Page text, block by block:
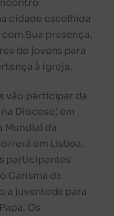
cidade escolhida
Sua presença.
de jovens para
à Igreja.
vão participar da
Diocese) em
Mundial da
em Lisboa,
participantes
Carisma da
a juventude para
Os